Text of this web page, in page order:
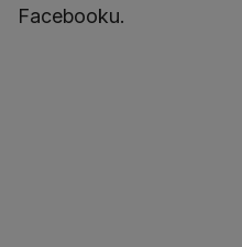
Facebooku.